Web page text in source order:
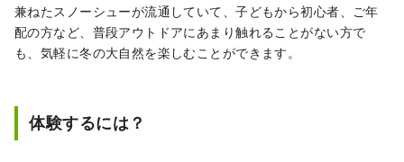
兼ねたスノーシューが流通していて、子どもから初心者、ご年
配の方など、普段アウトドアにあまり触れることがない方で
も、気軽に冬の大自然を楽しむことができます。
体験するには？